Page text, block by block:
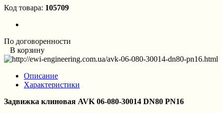
Код товара: 105709
По договоренности
В корзину
Описание
Характеристики
Задвижка клиновая AVK 06-080-30014 DN80 PN16